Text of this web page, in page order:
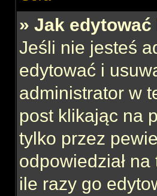
» Jak
Jeśli nie jesteś
edytować i
administrator w
post klikając na
tylko przez
odpowiedział
ile razy go